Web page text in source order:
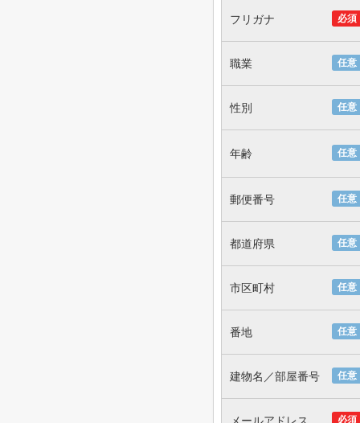
必須
フリガナ
任意
職業
任意
性別
任意
年齢
任意
郵便番号
任意
都道府県
任意
市区町村
任意
番地
任意
建物名／部屋番号
必須